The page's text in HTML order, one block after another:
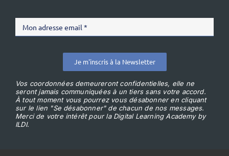
Je m'inscris à la Newsletter
Vos coordonnées demeureront confidentielles, elle ne
seront jamais communiquées à un tiers sans votre accord.
À tout moment vous pourrez vous désabonner en cliquant
sur le lien "Se désabonner" de chacun de nos messages.
Merci de votre intérêt pour la Digital Learning Academy by
ILDI.